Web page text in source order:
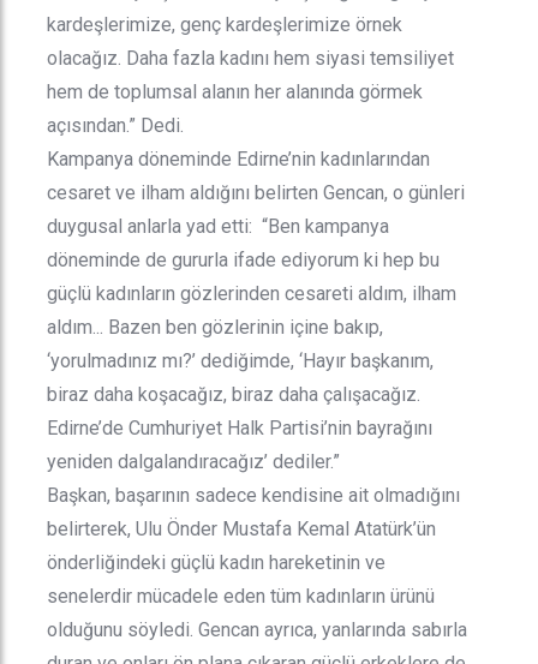
kardeşlerimize, genç kardeşlerimize örnek
olacağız. Daha fazla kadını hem siyasi temsiliyet
hem de toplumsal alanın her alanında görmek
açısından.” Dedi.
Kampanya döneminde Edirne’nin kadınlarından
cesaret ve ilham aldığını belirten Gencan, o günleri
duygusal anlarla yad etti: “Ben kampanya
döneminde de gururla ifade ediyorum ki hep bu
güçlü kadınların gözlerinden cesareti aldım, ilham
aldım... Bazen ben gözlerinin içine bakıp,
‘yorulmadınız mı?’ dediğimde, ‘Hayır başkanım,
biraz daha koşacağız, biraz daha çalışacağız.
Edirne’de Cumhuriyet Halk Partisi’nin bayrağını
yeniden dalgalandıracağız’ dediler.”
Başkan, başarının sadece kendisine ait olmadığını
belirterek, Ulu Önder Mustafa Kemal Atatürk’ün
önderliğindeki güçlü kadın hareketinin ve
senelerdir mücadele eden tüm kadınların ürünü
olduğunu söyledi. Gencan ayrıca, yanlarında sabırla